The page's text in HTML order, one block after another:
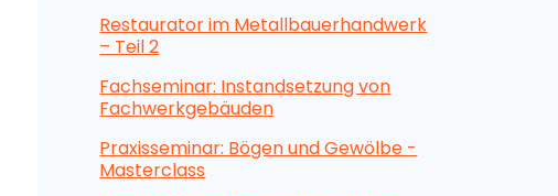
Restaurator im Metallbauerhandwerk
– Teil 2
Fachseminar: Instandsetzung von
Fachwerkgebäuden
Praxisseminar: Bögen und Gewölbe -
Masterclass